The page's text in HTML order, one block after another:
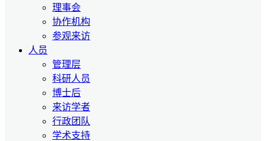
理事会
协作机构
参观来访
人员
管理层
科研人员
博士后
来访学者
行政团队
学术支持